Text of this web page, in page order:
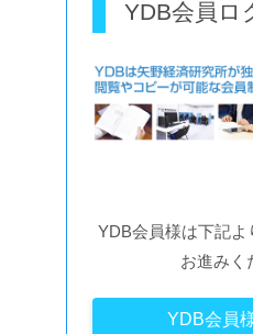
YDB会員ロ
YDB会員様は下記よ
お進みく
YDB会員